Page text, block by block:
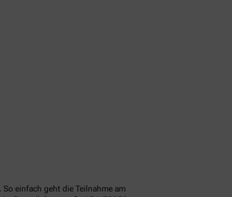
einfach geht die Teilnahme am